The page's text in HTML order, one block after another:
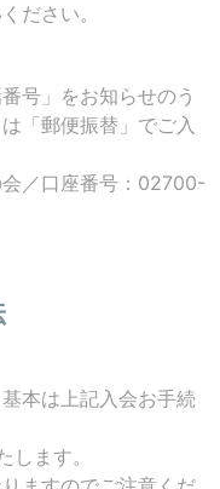
ださい。
号」をお知らせのう
「郵便振替」でご入
／口座番号：02700-
本は上記入会お手続
ます。